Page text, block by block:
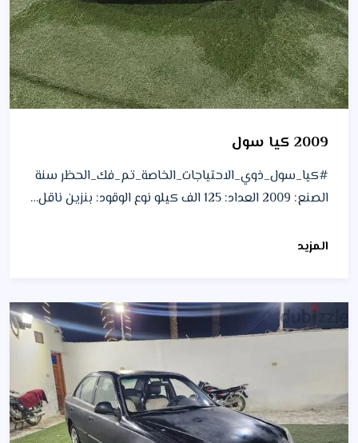
2009 كيا سول
#كيا_سول_ذوي_الاحتياجات_الخاصة_تم_فك_الحظر سنة
الصنع: 2009 العداد: 125 الف كيلو نوع الوقود: بنزين ناقل…
المزيد